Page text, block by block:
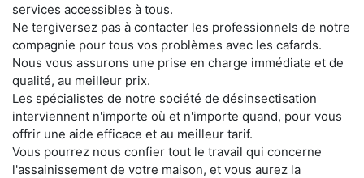
services accessibles à tous.
Ne tergiversez pas à contacter les professionnels de notre
compagnie pour tous vos problèmes avec les cafards.
Nous vous assurons une prise en charge immédiate et de
qualité, au meilleur prix.
Les spécialistes de notre société de désinsectisation
interviennent n'importe où et n'importe quand, pour vous
offrir une aide efficace et au meilleur tarif.
Vous pourrez nous confier tout le travail qui concerne
l'assainissement de votre maison, et vous aurez la